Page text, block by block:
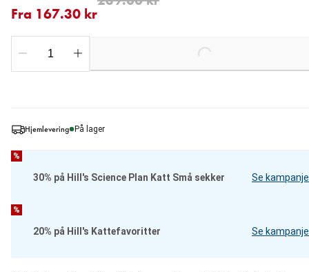
Hjemlevering På lager
%
30% på Hill's Science Plan Katt Små sekker Se kampanje
%
20% på Hill's Kattefavoritter Se kampanje
Fra 167.30 kr
Loading...